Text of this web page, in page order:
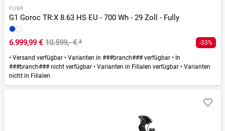
FLYER
G1 Goroc TR:X 8.63 HS EU - 700 Wh - 29 Zoll - Fully
6.999,99 € 10.599,- €² -33%
• Versand verfügbar • Varianten in ###branch### verfügbar • In
###branch### nicht verfügbar • Varianten in Filialen verfügbar • Varianten
nicht in Filialen